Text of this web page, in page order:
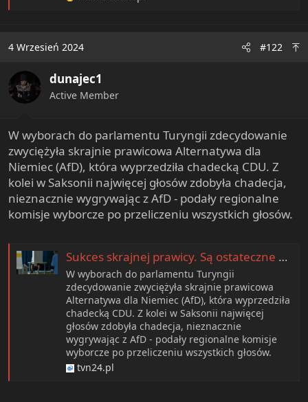
4 Wrzesień 2024 #122
dunajec1
Active Member
W wyborach do parlamentu Turyngii zdecydowanie
zwyciężyła skrajnie prawicowa Alternatywa dla
Niemiec (AfD), która wyprzedziła chadecką CDU. Z
kolei w Saksonii najwięcej głosów zdobyła chadecja,
nieznacznie wygrywając z AfD - podały regionalne
komisje wyborcze po przeliczeniu wszystkich głosów.
Sukces skrajnej prawicy. Są ostateczne wyniki
W wyborach do parlamentu Turyngii
zdecydowanie zwyciężyła skrajnie prawicowa
Alternatywa dla Niemiec (AfD), która wyprzedziła
chadecką CDU. Z kolei w Saksonii najwięcej
głosów zdobyła chadecja, nieznacznie
wygrywając z AfD - podały regionalne komisje
wyborcze po przeliczeniu wszystkich głosów.
tvn24.pl